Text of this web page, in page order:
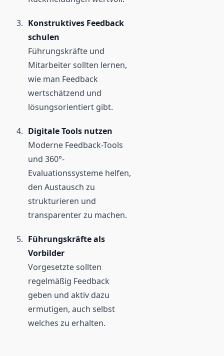
Konstruktives Feedback
schulen
Führungskräfte und
Mitarbeiter sollten lernen,
wie man Feedback
wertschätzend und
lösungsorientiert gibt.
Digitale Tools nutzen
Moderne Feedback-Tools
und 360°-
Evaluationssysteme helfen,
den Austausch zu
strukturieren und
transparenter zu machen.
Führungskräfte als
Vorbilder
Vorgesetzte sollten
regelmäßig Feedback
geben und aktiv dazu
ermutigen, auch selbst
welches zu erhalten.